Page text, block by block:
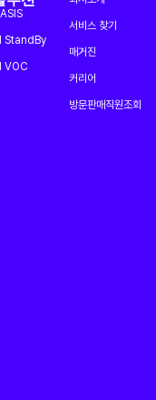
StandBy
VOC
서비스 찾기
매거진
커리어
방문판매직원조회